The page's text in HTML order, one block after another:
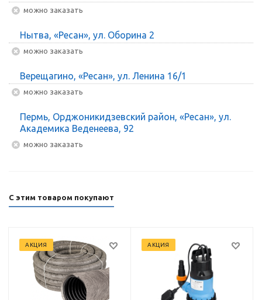
Можно заказать
Нытва, «Ресан», ул. Оборина 2
Можно заказать
Верещагино, «Ресан», ул. Ленина 16/1
Можно заказать
Пермь, Орджоникидзевский район, «Ресан», ул.
Академика Веденеева, 92
Можно заказать
С этим товаром покупают
АКЦИЯ АКЦИЯ